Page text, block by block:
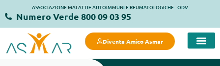
ASSOCIAZIONE MALATTIE AUTOIMMUNI E REUMATOLOGICHE - ODV
Numero Verde 800 09 03 95
Diventa Amico Asmar